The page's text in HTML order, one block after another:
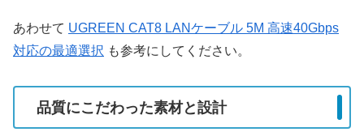
あわせて UGREEN CAT8 LANケーブル 5M 高速40Gbps
対応の最適選択 も参考にしてください。
品質にこだわった素材と設計